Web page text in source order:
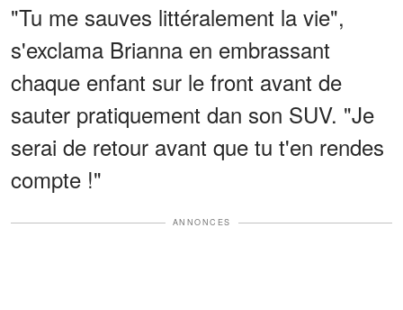
"Tu me sauves littéralement la vie",
s'exclama Brianna en embrassant
chaque enfant sur le front avant de
sauter pratiquement dan son SUV. "Je
serai de retour avant que tu t'en rendes
compte !"
ANNONCES